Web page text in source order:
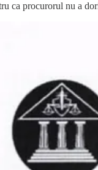
ca procurorul nu a